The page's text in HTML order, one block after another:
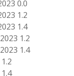
0.0
1.2
1.4
1.2
1.4